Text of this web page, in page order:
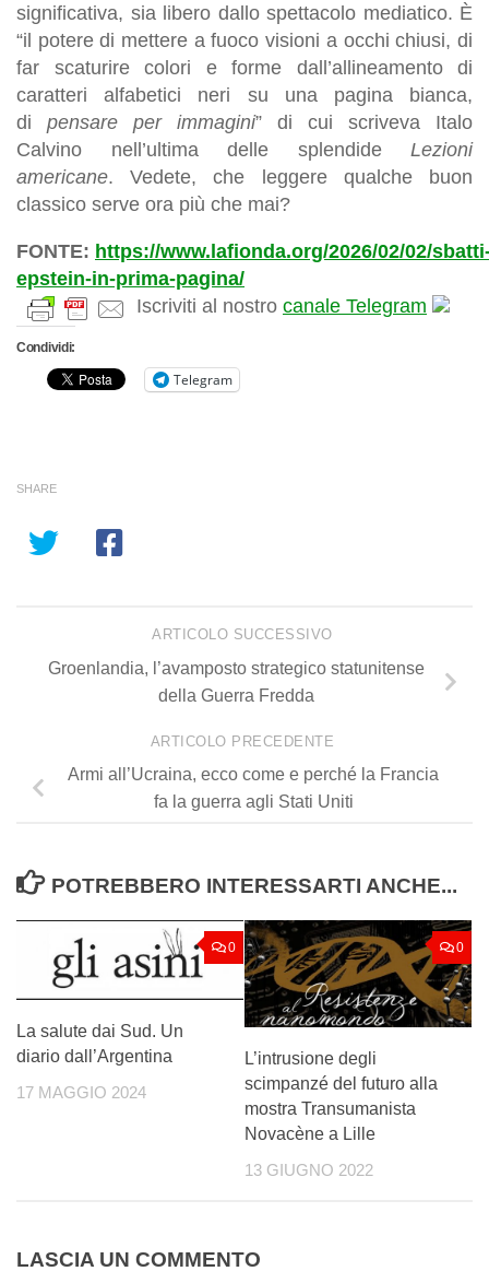
significativa, sia libero dallo spettacolo mediatico. È
“il potere di mettere a fuoco visioni a occhi chiusi, di
far scaturire colori e forme dall’allineamento di
caratteri alfabetici neri su una pagina bianca,
di pensare per immagini” di cui scriveva Italo
Calvino nell’ultima delle splendide Lezioni
americane. Vedete, che leggere qualche buon
classico serve ora più che mai?
FONTE: https://www.lafionda.org/2026/02/02/
epstein-in-prima-pagina/
Iscriviti al nostro canale Telegram
Condividi:
Telegram
SHARE
ARTICOLO SUCCESSIVO
Groenlandia, l’avamposto strategico statunitense
della Guerra Fredda
ARTICOLO PRECEDENTE
Armi all’Ucraina, ecco come e perché la Francia
fa la guerra agli Stati Uniti
POTREBBERO INTERESSARTI ANCHE...
0
La salute dai Sud. Un
diario dall’Argentina
17 MAGGIO 2024
0
L’intrusione degli
scimpanzé del futuro alla
mostra Transumanista
Novacène a Lille
13 GIUGNO 2022
LASCIA UN COMMENTO